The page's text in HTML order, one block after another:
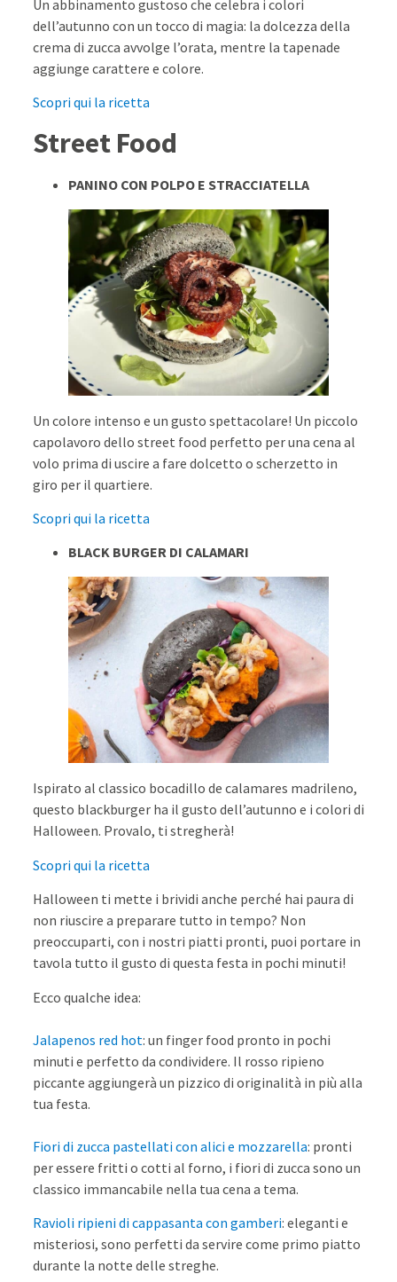
Un abbinamento gustoso che celebra i colori
dell’autunno con un tocco di magia: la dolcezza della
crema di zucca avvolge l’orata, mentre la tapenade
aggiunge carattere e colore.
Scopri qui la ricetta
Street Food
PANINO CON POLPO E STRACCIATELLA
Un colore intenso e un gusto spettacolare! Un piccolo
capolavoro dello street food perfetto per una cena al
volo prima di uscire a fare dolcetto o scherzetto in
giro per il quartiere.
Scopri qui la ricetta
BLACK BURGER DI CALAMARI
Ispirato al classico bocadillo de calamares madrileno,
questo blackburger ha il gusto dell’autunno e i colori di
Halloween. Provalo, ti stregherà!
Scopri qui la ricetta
Halloween ti mette i brividi anche perché hai paura di
non riuscire a preparare tutto in tempo? Non
preoccuparti, con i nostri piatti pronti, puoi portare in
tavola tutto il gusto di questa festa in pochi minuti!
Ecco qualche idea:
Jalapenos red hot: un finger food pronto in pochi
minuti e perfetto da condividere. Il rosso ripieno
piccante aggiungerà un pizzico di originalità in più alla
tua festa.
Fiori di zucca pastellati con alici e mozzarella: pronti
per essere fritti o cotti al forno, i fiori di zucca sono un
classico immancabile nella tua cena a tema.
Ravioli ripieni di cappasanta con gamberi: eleganti e
misteriosi, sono perfetti da servire come primo piatto
durante la notte delle streghe.